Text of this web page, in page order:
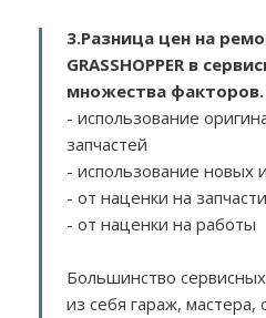
3.Разница цен на
GRASSHOPPER в
множества факторов.
- использование
запчастей
- использование новых
- от наценки на запчасти
- от наценки на работы
Большинство
из себя гараж, мастера,